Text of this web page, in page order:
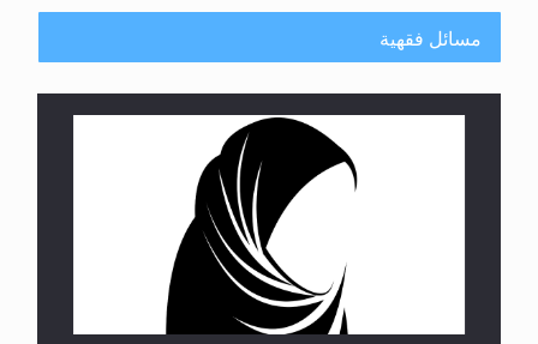
**الحصن الحصين من وساوس المعارضين ...**...
مسائل فقهية